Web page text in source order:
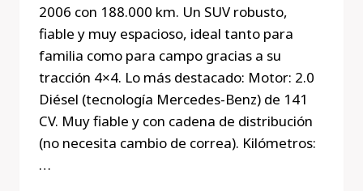
2006 con 188.000 km. Un SUV robusto,
fiable y muy espacioso, ideal tanto para
familia como para campo gracias a su
tracción 4×4. Lo más destacado: Motor: 2.0
Diésel (tecnología Mercedes-Benz) de 141
CV. Muy fiable y con cadena de distribución
(no necesita cambio de correa). Kilómetros:
…